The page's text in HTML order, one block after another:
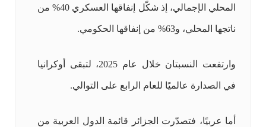
المحلي الإجمالي، إذ شكّل إنفاقها العسكري 40% من
ناتجها المحلي، و63% من إنفاقها الحكومي.
وارتفعت النسبتان خلال عام 2025، لتبقى أوكرانيا
في الصدارة عالميًا للعام الرابع على التوالي.
أما عربيًا، فتصدّرت الجزائر قائمة الدول العربية من